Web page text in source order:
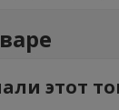
этот